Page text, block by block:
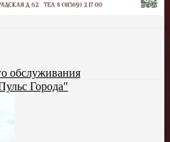
обслуживания
Города"